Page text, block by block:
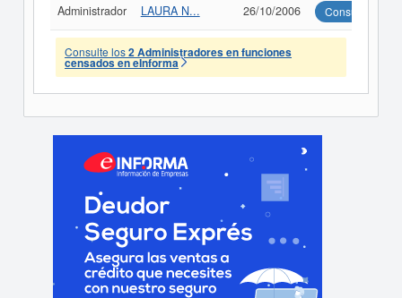
Administrador LAURA N... 26/10/2006 Consultar
Consulte los2 Administradores en funciones
censados en eInforma